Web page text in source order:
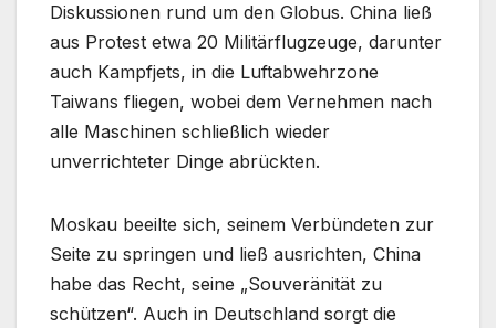
Diskussionen rund um den Globus. China ließ
aus Protest etwa 20 Militärflugzeuge, darunter
auch Kampfjets, in die Luftabwehrzone
Taiwans fliegen, wobei dem Vernehmen nach
alle Maschinen schließlich wieder
unverrichteter Dinge abrückten.
Moskau beeilte sich, seinem Verbündeten zur
Seite zu springen und ließ ausrichten, China
habe das Recht, seine „Souveränität zu
schützen“. Auch in Deutschland sorgt die